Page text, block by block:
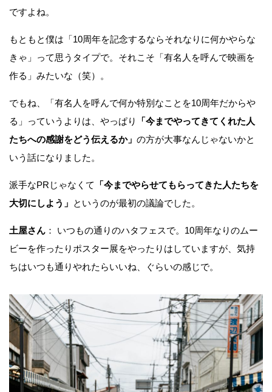
ですよね。
もともと僕は「10周年を記念するならそれなりに何かやらな
きゃ」って思うタイプで。それこそ「有名人を呼んで映画を
作る」みたいな（笑）。
でもね、「有名人を呼んで何か特別なことを10周年だからや
る」っていうよりは、やっぱり
「今までやってきてくれた人
たちへの感謝をどう伝えるか」 の方が大事なんじゃないかと
いう話になりました。
派手なPRじゃなくて
「今までやらせてもらってきた人たちを
大切にしよう」 というのが最初の議論でした。
土屋さん ： いつもの通りのハタフェスで。10周年なりのムー
ビーを作ったりポスター展をやったりはしていますが、気持
ちはいつも通りやれたらいいね、ぐらいの感じで。